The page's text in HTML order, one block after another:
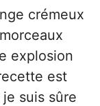
crémeux
explosion
est
suis sûre